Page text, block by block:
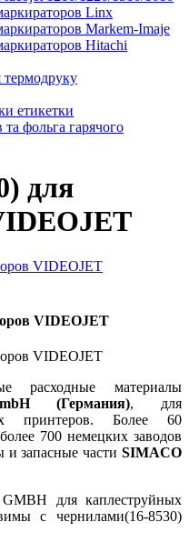
Linx
Markem-Imaje
Hitachi
термодруку
етикетки
фольга гарячого
для
VIDEOJET
расходные материалы
(Германия), для
принтеров. Более 60
700 немецких заводов
и запасные части SIMACO
для каплеструйных
с чернилами(16-8530)